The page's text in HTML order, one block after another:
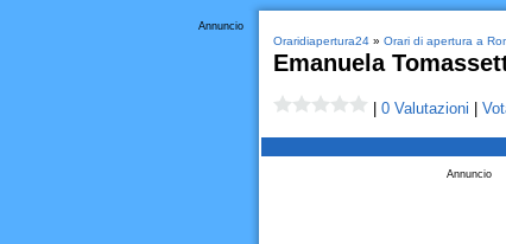
Annuncio
Oraridiapertura24» Orari di apertura a
Emanuela
0 Valutazioni
Annuncio